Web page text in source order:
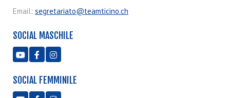
Email: segretariato@teamticino.ch
SOCIAL MASCHILE
  
SOCIAL FEMMINILE